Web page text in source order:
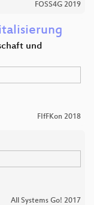
FOSS4G 2019
und
FIfFKon 2018
All Systems Go! 2017